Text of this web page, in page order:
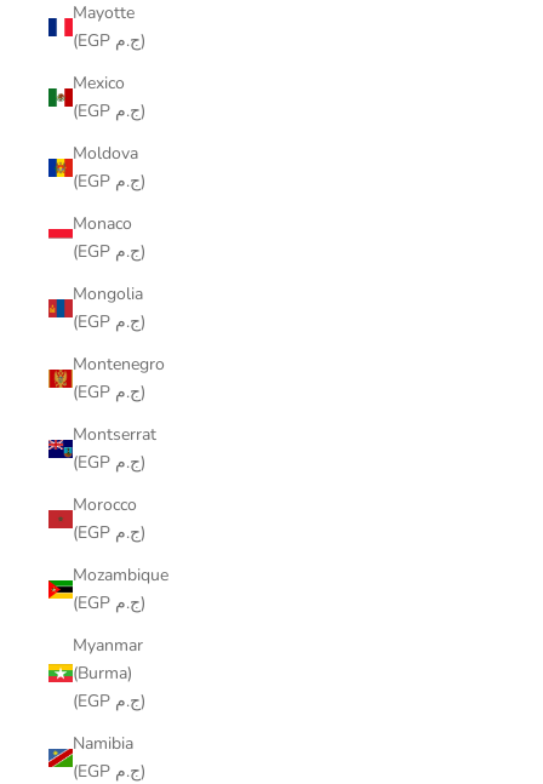
Mayotte
(EGP ج.م)
Mexico
(EGP ج.م)
Moldova
(EGP ج.م)
Monaco
(EGP ج.م)
Mongolia
(EGP ج.م)
Montenegro
(EGP ج.م)
Montserrat
(EGP ج.م)
Morocco
(EGP ج.م)
Mozambique
(EGP ج.م)
Myanmar
(Burma)
(EGP ج.م)
Namibia
(EGP ج.م)